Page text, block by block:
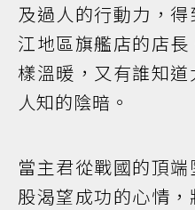
及過人的行動力，
江地區旗艦店的店
樣溫暖，又有誰知
人知的陰暗。
當主君從戰國的頂
股渴望成功的心情